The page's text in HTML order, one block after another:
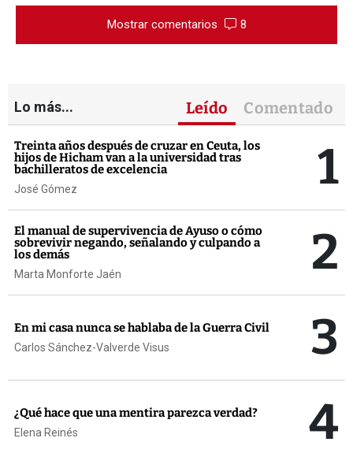
Mostrar comentarios 8
Lo más... Leído Comentado
Treinta años después de cruzar en Ceuta, los
hijos de Hicham van a la universidad tras
bachilleratos de excelencia
José Gómez 1
El manual de supervivencia de Ayuso o cómo
sobrevivir negando, señalando y culpando a
los demás
Marta Monforte Jaén 2
En mi casa nunca se hablaba de la Guerra Civil
Carlos Sánchez-Valverde Visus 3
¿Qué hace que una mentira parezca verdad?
Elena Reinés 4